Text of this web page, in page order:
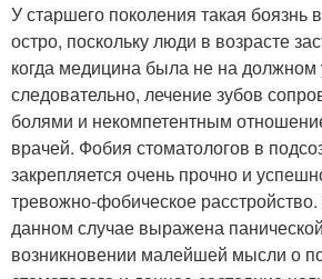
У старшего поколения такая
остро, поскольку люди в возрасте
когда медицина была не на должном
следовательно, лечение зубов
болями и некомпетентным
врачей. Фобия стоматологов в
закрепляется очень прочно и
тревожно-фобическое
данном случае выражена
возникновении малейшей мысли о